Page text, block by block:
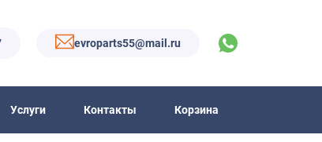
evroparts55@mail.ru
Услуги Контакты Корзина